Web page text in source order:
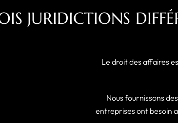
JURIDICTIONS
Le droit des affaires
Nous fournissons
entreprises ont besoin